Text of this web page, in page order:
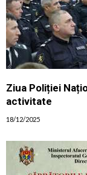
Ziua Poliției
activitate
18/12/2025